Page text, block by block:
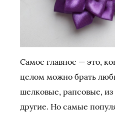
Самое главное — это,
целом можно брать
шелковые, рапсовые, из
другие. Но самые